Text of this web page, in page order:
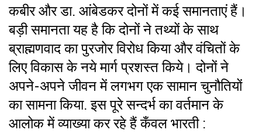
कबीर और डा. आंबेडकर दोनों में कई समानताएं हैं।
बड़ी समानता यह है कि दोनों ने तथ्यों के साथ
ब्राह्मणवाद का पुरजोर विरोध किया और वंचितों के
लिए विकास के नये मार्ग प्रशस्त किये। दोनों ने
अपने-अपने जीवन में लगभग एक सामान चुनौतियों
का सामना किया. इस पूरे सन्दर्भ का वर्तमान के
आलोक में व्याख्या कर रहे हैं कँवल भारती :